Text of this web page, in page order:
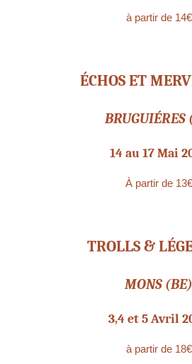
à partir de 14€
ÉCHOS ET
BRUGUIÉRES
14 au 17 Mai
À partir de 13€
TROLLS &
MONS (BE)
3,4 et 5 Avril
à partir de 18€